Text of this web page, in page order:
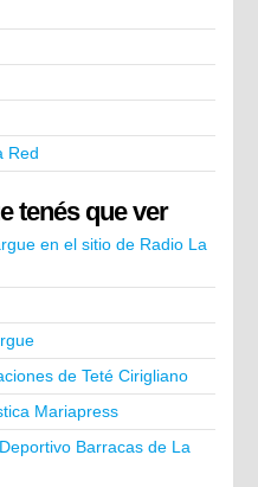
Red
tenés que ver
en el sitio de Radio La
de Teté Cirigliano
Mariapress
Barracas de La